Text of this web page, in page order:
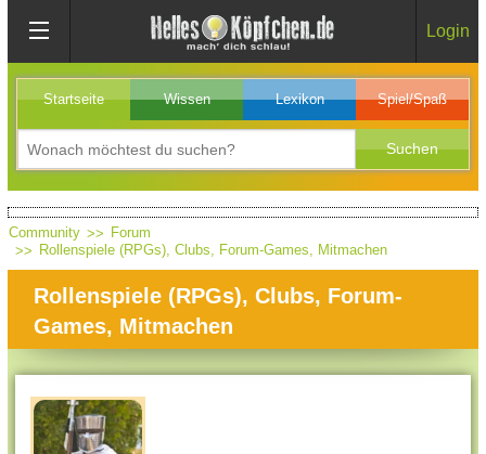
Login
Startseite Wissen Lexikon Spiel/Spaß
Community
Forum
Rollenspiele (RPGs), Clubs, Forum-Games, Mitmachen
Rollenspiele (RPGs), Clubs, Forum-
Games, Mitmachen